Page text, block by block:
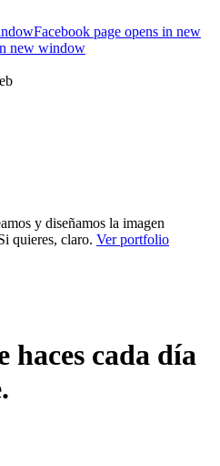
Facebook page opens in new
new window
y diseñamos la imagen
quieres, claro. Ver portfolio
haces cada día